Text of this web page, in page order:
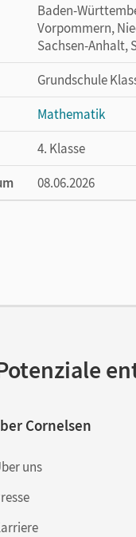
Baden-
Vorpommern,
Sachsen-Anhalt,
Grundschule
Mathematik
4. Klasse
08.06.2026
Cornelsen
uns